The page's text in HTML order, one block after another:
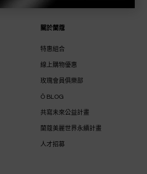
關於蘭蔻
特惠組合
線上購物優惠
玫瑰會員俱樂部
Ô BLOG
共寫未來公益計畫
蘭蔻美麗世界永續計畫
人才招募